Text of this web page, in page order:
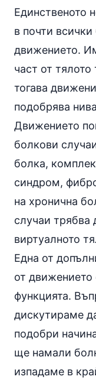
Единственото
в почти
движението.
част от
тогава
подобрява
Движението
болкови
болка,
синдром,
на хронична
случаи трябва
виртуалното
Една от
от движението
функцията.
дискутираме
подобри
ще намали
изпадаме в